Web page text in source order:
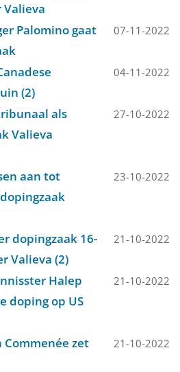
Palomino gaat
07-11-2022
(2)
04-11-2022
als
Valieva
27-10-2022
aan tot
23-10-2022
dopingzaak 16-
Valieva (2)
21-10-2022
Halep
doping op US
21-10-2022
zet
21-10-2022